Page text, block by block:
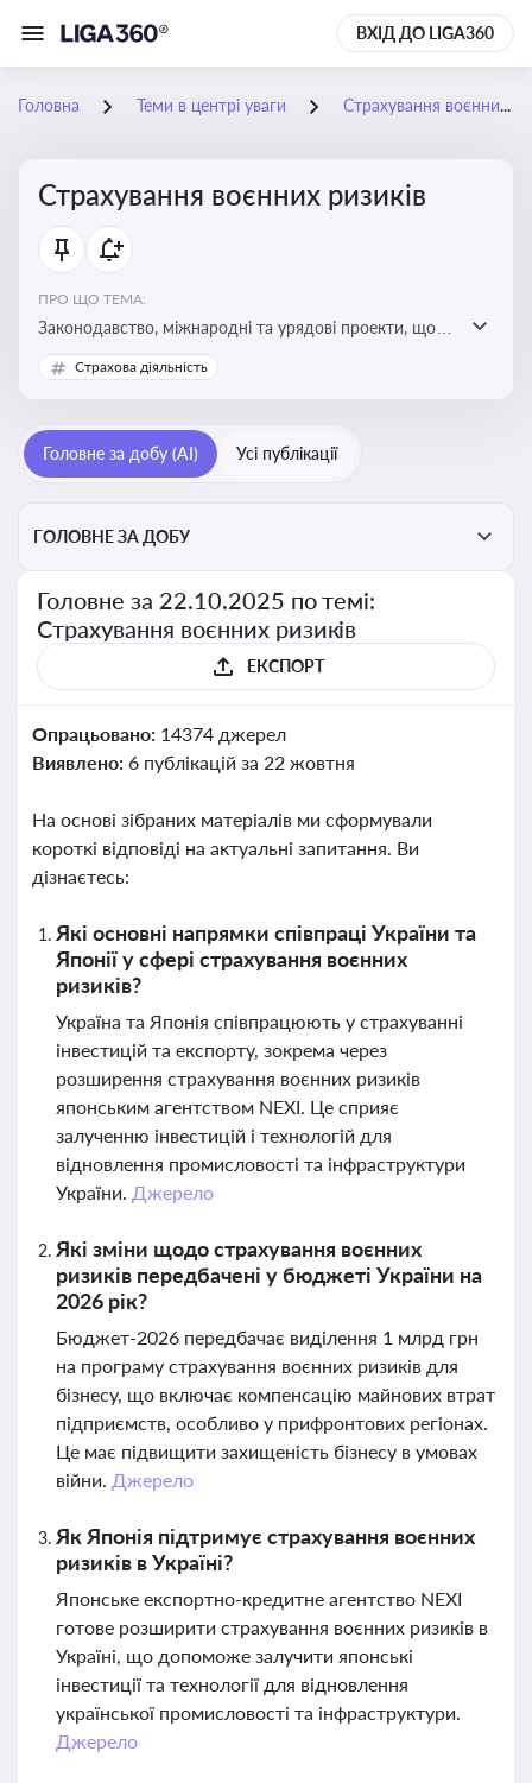
ВХІД ДО LIGA360
Головна Теми в центрі уваги Страхування воєнних ризиків
Страхування воєнних ризиків
ПРО ЩО ТЕМА:
Законодавство, міжнародні та урядові проекти, що
визначають та знижують воєнні ризики для власників
майна, боржників та кредиторів
Страхова діяльність
Головне за добу (AI) Усі публікації
ГОЛОВНЕ ЗА ДОБУ
Головне за 22.10.2025 по темі:
Страхування воєнних ризиків
ЕКСПОРТ
Опрацьовано: 14374 джерел
Виявлено: 6 публікацій за 22 жовтня
На основі зібраних матеріалів ми сформували
короткі відповіді на актуальні запитання. Ви
дізнаєтесь:
Які основні напрямки співпраці України та
Японії у сфері страхування воєнних
ризиків?
Україна та Японія співпрацюють у страхуванні
інвестицій та експорту, зокрема через
розширення страхування воєнних ризиків
японським агентством NEXI. Це сприяє
залученню інвестицій і технологій для
відновлення промисловості та інфраструктури
України. Джерело
Які зміни щодо страхування воєнних
ризиків передбачені у бюджеті України на
2026 рік?
Бюджет-2026 передбачає виділення 1 млрд грн
на програму страхування воєнних ризиків для
бізнесу, що включає компенсацію майнових втрат
підприємств, особливо у прифронтових регіонах.
Це має підвищити захищеність бізнесу в умовах
війни. Джерело
Як Японія підтримує страхування воєнних
ризиків в Україні?
Японське експортно-кредитне агентство NEXI
готове розширити страхування воєнних ризиків в
Україні, що допоможе залучити японські
інвестиції та технології для відновлення
української промисловості та інфраструктури.
Джерело